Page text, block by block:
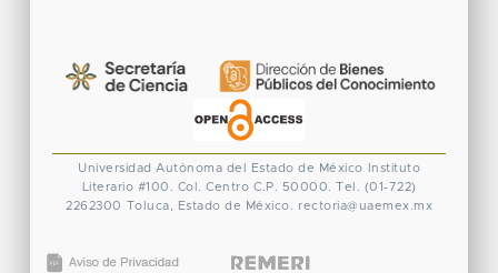
Universidad Autónoma del Estado de México
Instituto
Literario #100. Col. Centro C.P. 50000. Tel. (01-722)
2262300 Toluca, Estado de México. rectoria@uaemex.mx